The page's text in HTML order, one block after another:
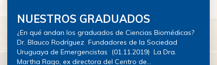
NUESTROS GRADUADOS
¿En qué andan los graduados de Ciencias Biomédicas?
Dr. Blauco Rodríguez Fundadores de la Sociedad
Uruguaya de Emergencistas (01.11.2019) La Dra.
Martha Rago, ex directora del Centro de...